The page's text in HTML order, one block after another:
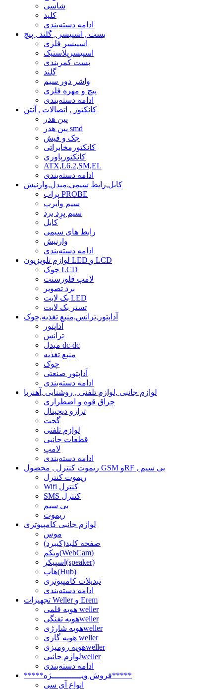
شاسی
کلید
ادامه دسته‌بندی
بست , اسپیسر , گلند , پیچ
اسپیسر فلزی
اسپیسرپلاستیک
بست کمربندی
گِلند
واشر دور سیم
پیچ و مهره فلزی
ادامه دسته‌بندی
کانکتور , اتصالات , آنتن
پین هدر
پین هدر smd
جک و فیش
کانکتورمخابراتی
کانکتورپاوری
ATX,L6.2,SM,EL
ادامه دسته‌بندی
کابل,رابط سیمی,مبدل,وارنیش
پراب PROBE
سیم وایرپ
سیم بِرِد برد
کابل
رابط های سیمی
وارنیش
ادامه دسته‌بندی
لوازم تلویزیون LED و LCD
چوک LCD
لامپ فلورسنت
برد تصویر
بک لایت LED
تستر بک لایت
آداپتور,ترانس,منبع تغذیه,چوک
آداپتور
ترانس
مبدل dc-dc
منبع تغذیه
چوک
آداپتور صنعتی
ادامه دسته‌بندی
لوازم جانبی ,لوازم تلفنی , روشنایی ,آهنربا
چراق قوه و اضطراری
ترازو دیجیتال
گجت
لوازم تلفنی
قطعات جانبی
لامپ
ادامه دسته‌بندی
ریموت کنترل , محصول GSM وRF , بی سیم
ریموت کنترل
Wifi کنترل
SMS کنترل
بی سیم
ریموت
لوازم جانبی کامپیوتری
موس
صفحه کلید(کیبرد)
وبکم(WebCam)
اسپیکر(speaker)
هاب(Hub)
تبدیلات کامپیوتری
ادامه دسته‌بندی
تجهیزات Weller و Erem
هویه قلمی weller
هویه تفنگیweller
هویه شارژیweller
هویه گازی weller
هویه رومیزیweller
لوازم جانبیweller
ادامه دسته‌بندی
*****فروش ویــــــــــــژه*****
انواع آی سی